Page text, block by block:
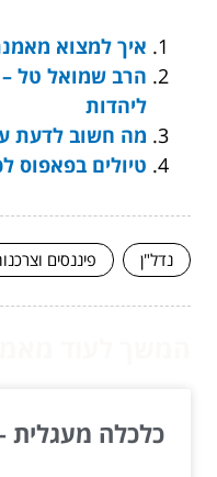
איך למצוא
הרב שמואל טל
ליהדות
מה חשוב לדעת
טיולים בפאפוס
נדל"ן פיננסים
כלכלה מעגלית